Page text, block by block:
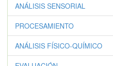
ANÁLISIS SENSORIAL
PROCESAMIENTO
ANÁLISIS FÍSICO-QUÍMICO